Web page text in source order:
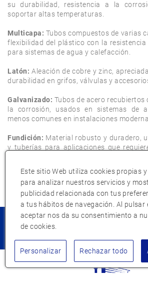
su durabilidad, resistencia a la
soportar altas temperaturas.
Multicapa: Tubos compuestos de varias
flexibilidad del plástico con la resistencia
para sistemas de agua y calefacción.
Latón: Aleación de cobre y zinc,
durabilidad en grifos, válvulas y
Galvanizado: Tubos de acero
la corrosión, usados en sistemas de
menos comunes en instalaciones
Fundición: Material robusto y duradero,
y tuberías para aplicaciones que
Este sitio Web utiliza cookies propias
para analizar nuestros servicios y
publicidad relacionada con tus
a tus hábitos de navegación. Al pulsar
aceptar nos da su consentimiento a
de cookies.
Personalizar Rechazar todo
¿Eres un cliente